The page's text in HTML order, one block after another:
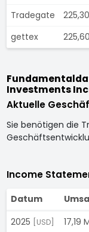
Tradegate
gettex
Investments
Aktuelle
Sie benötigen die
Income
Datum
2025
[USD] 17,19